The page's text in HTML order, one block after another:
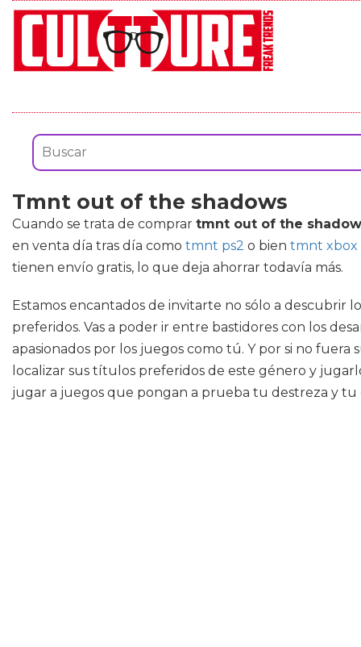
Tmnt out of the shadows
Cuando se trata de comprar tmnt out of the
en venta día tras día como tmnt ps2 o bien tmnt xbox
tienen envío gratis, lo que deja ahorrar todavía más.
Estamos encantados de invitarte no sólo a descubrir
preferidos. Vas a poder ir entre bastidores con los
apasionados por los juegos como tú. Y por si no
localizar sus títulos preferidos de este género y
jugar a juegos que pongan a prueba tu destreza y tu